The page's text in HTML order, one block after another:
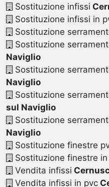
Sostituzione infissi
Sostituzione infissi in
Sostituzione
Sostituzione
Naviglio
Sostituzione
Naviglio
Sostituzione
sul Naviglio
Sostituzione
Naviglio
Sostituzione finestre
Sostituzione finestre
Vendita infissi
Vendita infissi in pvc